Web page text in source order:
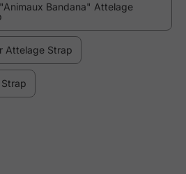
Bandana" Attelage
Attelage Strap
Strap